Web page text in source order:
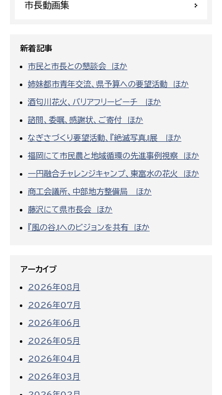
市長動画集
新着記事
市民と市長との懇談会 ほか
姉妹都市青年交流、県予算への要望活動 ほか
酒匂川花火、バリアフリービーチ ほか
諮問、委嘱、感謝状、ご寄付 ほか
なぎさづくり要望活動、『絶滅写真』展 ほか
福岡にて市民農と地域循環の先進事例視察 ほか
一円融合チャレンジキャンプ、東富水の花火 ほか
商工会議所、中部地方整備局 ほか
藤沢にて県市長会 ほか
『風の谷』へのビジョンを共有 ほか
アーカイブ
2026年08月
2026年07月
2026年06月
2026年05月
2026年04月
2026年03月